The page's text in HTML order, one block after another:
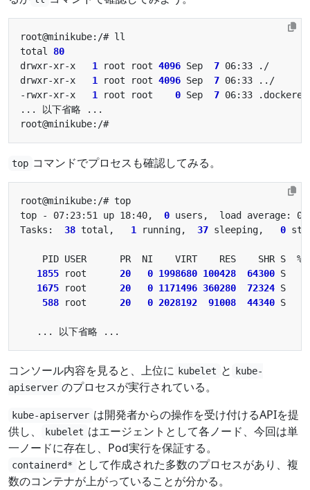
total 80
drwxr-xr-x 1 root root 4096 Sep 7
drwxr-xr-x 1 root root 4096 Sep 7
-rwxr-xr-x 1 root root 0 Sep 7
top コマンドでプロセスも確認してみる。
top - 07:23:51 up 18:40, 0
Tasks: 38 total, 1 running, 37 sleeping, 0
1855 root 20 0 1998680 100428
64300
1675 root 20 0 1171496 360280
72324
588 root 20 0 2028192 91008 44340
コンソール内容を見ると、上位に kubelet と
kube-
apiserver のプロセスが実行されている。
kube-apiserver は開発者からの操作を受け付けるAPIを提
供し、
kubelet はエージェントとして各ノード、今回は単
一ノードに存在し、Pod実行を保証する。
containerd* として作成された多数のプロセスがあり、複
数のコンテナが上がっていることが分かる。